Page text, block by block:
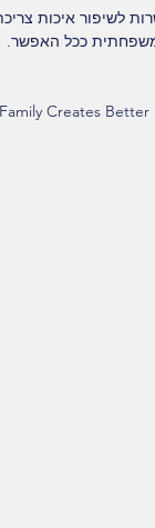
לשיפור איכות
משפחתית ככל האפשר.
Creates